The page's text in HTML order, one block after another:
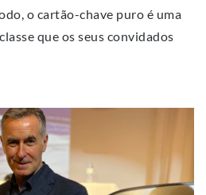
o cartão-chave puro é uma
que os seus convidados